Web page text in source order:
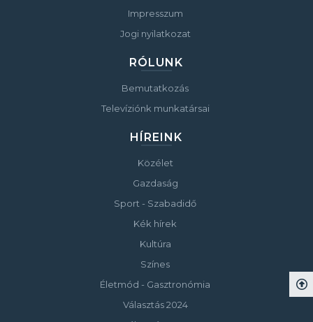
Impresszum
Jogi nyilatkozat
RÓLUNK
Bemutatkozás
Televíziónk munkatársai
HÍREINK
Közélet
Gazdaság
Sport - Szabadidő
Kék hírek
Kultúra
Színes
Életmód - Gasztronómia
Választás 2024